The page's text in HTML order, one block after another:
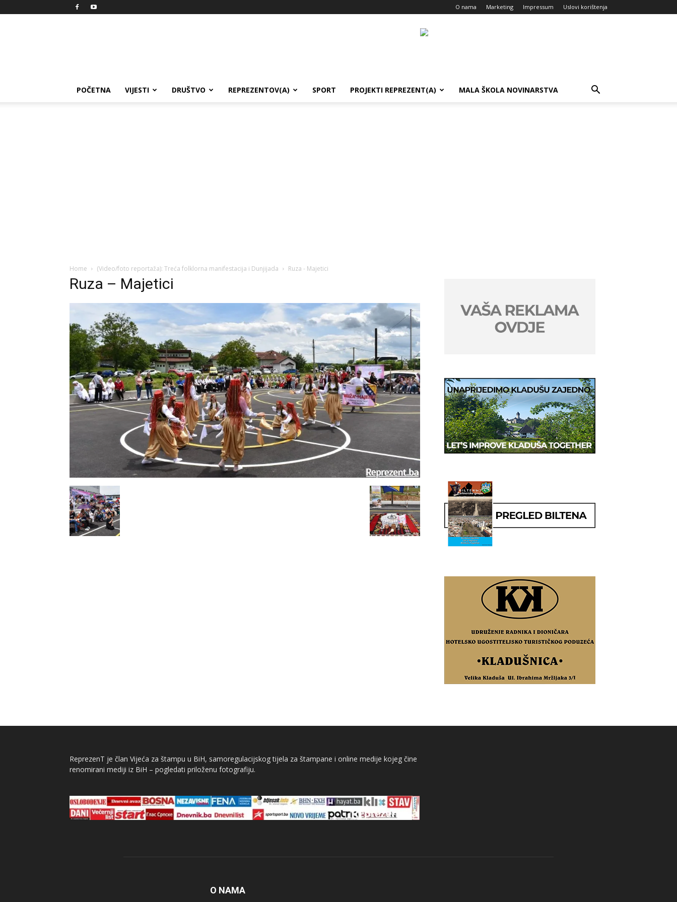
O nama Marketing Impressum Uslovi korištenja
POČETNA VIJESTI DRUŠTVO REPREZENTOV(A) SPORT PROJEKTI REPREZENT(A) MALA ŠKOLA NOVINARSTVA
Home (Video/foto reportaža): Treća folklorna manifestacija i Dunjijada Ruza - Majetici
Ruza – Majetici
ReprezenT je član Vijeća za štampu u BiH, samoregulacijskog tijela za štampane i online medije kojeg čine
renomirani mediji iz BiH – pogledati priloženu fotografiju.
O NAMA